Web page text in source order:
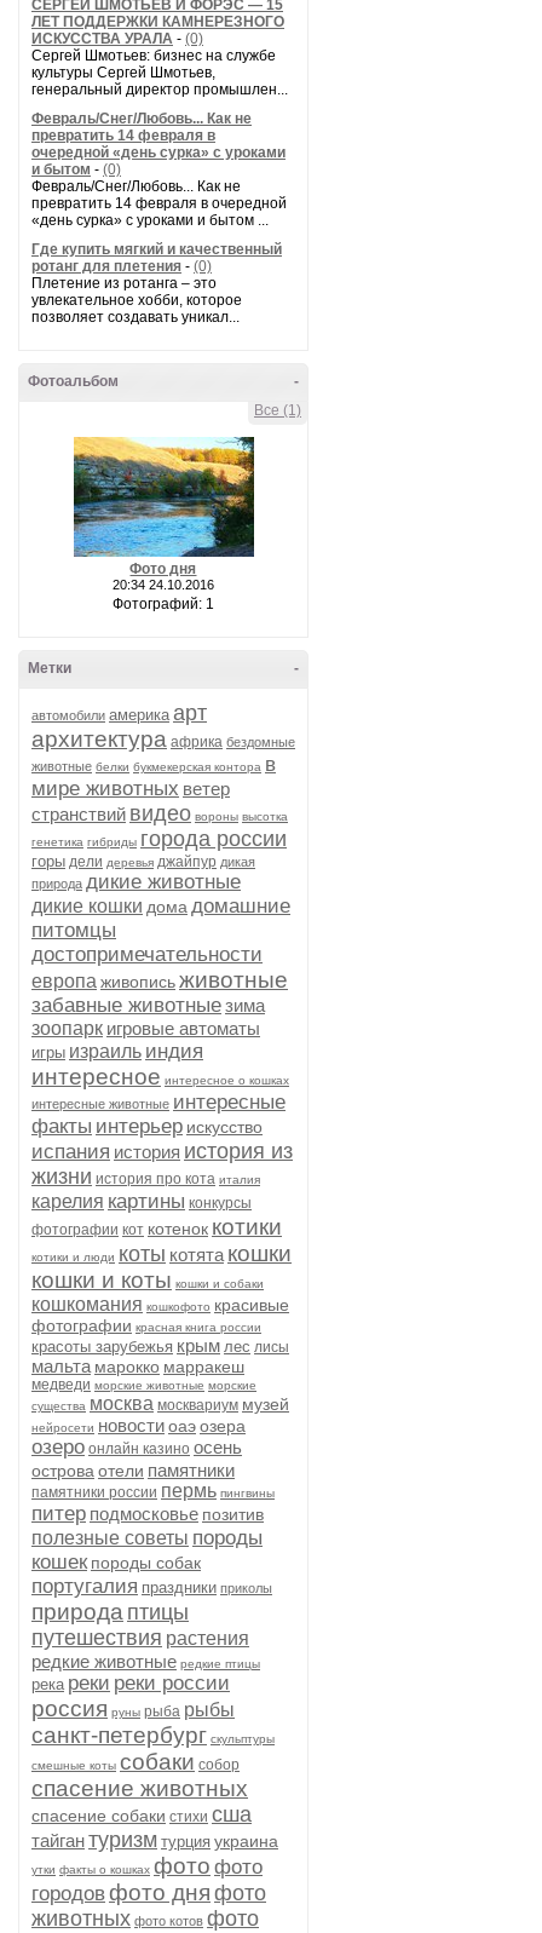
СЕРГЕЙ ШМОТЬЕВ И ФОРЭС — 15
ЛЕТ ПОДДЕРЖКИ КАМНЕРЕЗНОГО
ИСКУССТВА УРАЛА - (0)
Сергей Шмотьев: бизнес на службе
культуры Сергей Шмотьев,
генеральный директор промышлен...
Февраль/Снег/Любовь... Как не
превратить 14 февраля в
очередной «день сурка» с уроками
и бытом - (0)
Февраль/Снег/Любовь... Как не
превратить 14 февраля в очередной
«день сурка» с уроками и бытом ...
Где купить мягкий и качественный
ротанг для плетения - (0)
Плетение из ротанга – это
увлекательное хобби, которое
позволяет создавать уникал...
-
Фотоальбом
Все (1)
Фото дня
20:34 24.10.2016
Фотографий: 1
-
Метки
автомобили америка арт
архитектура африка бездомные
животные белки букмекерская контора в
мире животных ветер
странствий видео вороны высотка
генетика гибриды города россии
горы дели деревья джайпур дикая
природа дикие животные
дикие кошки дома домашние
питомцы
достопримечательности
европа живописьживотные
забавные животныезима
зоопарк игровые автоматы
игры израиль индия
интересное интересное о кошках
интересные животные интересные
факты интерьер искусство
испания история история из
жизни история про кота италия
карелия картины конкурсы
фотографии кот котенок котики
котики и люди коты котята кошки
кошки и коты кошки и собаки
кошкомания кошкофото красивые
фотографии красная книга россии
красоты зарубежья крым лес лисы
мальта марокко марракеш
медведи морские животные морские
существа москва москвариум музей
нейросети новостиоаэозера
озеро онлайн казино осень
острова отели памятники
памятники россии пермь пингвины
питер подмосковье позитив
полезные советы породы
кошек породы собак
португалия праздники приколы
природа птицы
путешествия растения
редкие животные редкие птицы
река реки реки россии
россия руны рыба рыбы
санкт-петербург скульптуры
смешные коты собаки собор
спасение животных
спасение собаки стихи сша
тайгантуризм турция украина
утки факты о кошках фото фото
городовфото дня фото
животных фото котов фото